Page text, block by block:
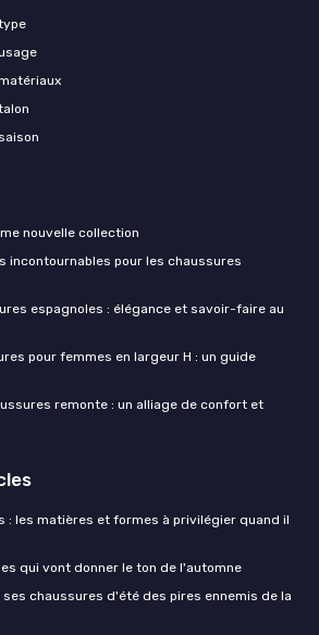
nouvelle collection
incontournables pour les chaussures
espagnoles : élégance et savoir-faire au
pour femmes en largeur H : un guide
remonte : un alliage de confort et
: les matières et formes à privilégier quand il
qui vont donner le ton de l'automne
ses chaussures d'été des pires ennemis de la